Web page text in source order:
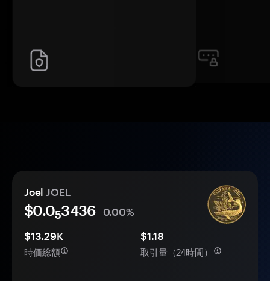
Joel JOEL
$0.053436
0.00%
$13.29K
時価総額
$1.18
取引量（24時間）